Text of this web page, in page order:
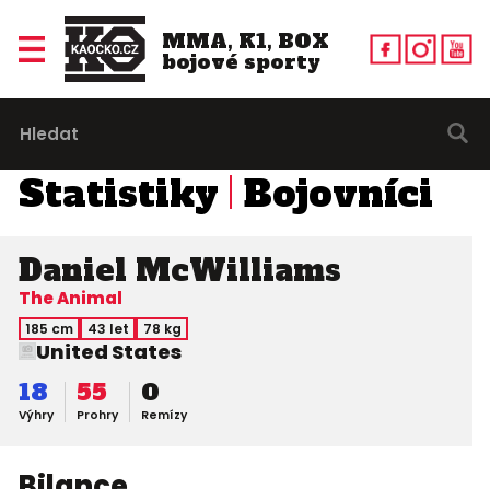
MMA, K1, BOX
bojové sporty
Statistiky Bojovníci
Daniel McWilliams
The Animal
185 cm 43 let 78 kg
United States
Výhry
18
Prohry
55
Remízy
0